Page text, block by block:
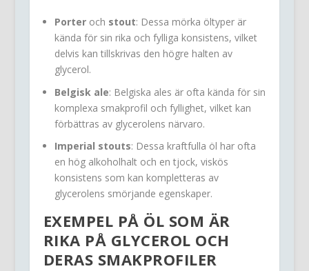
Porteroch stout: Dessa mörka öltyper är
kända för sin rika och fylliga konsistens, vilket
delvis kan tillskrivas den högre halten av
glycerol.
Belgisk ale: Belgiska ales är ofta kända för sin
komplexa smakprofil och fyllighet, vilket kan
förbättras av glycerolens närvaro.
Imperial stouts: Dessa kraftfulla öl har ofta
en hög alkoholhalt och en tjock, viskös
konsistens som kan kompletteras av
glycerolens smörjande egenskaper.
EXEMPEL PÅ ÖL SOM ÄR
RIKA PÅ GLYCEROL OCH
DERAS SMAKPROFILER